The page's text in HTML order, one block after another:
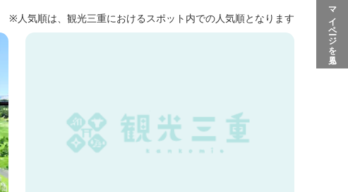
マイページを見る
※人気順は、観光三重におけるスポット内での人気順となります